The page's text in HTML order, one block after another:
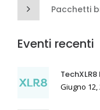
Pacchetti
Eventi recenti
Giugno 12,